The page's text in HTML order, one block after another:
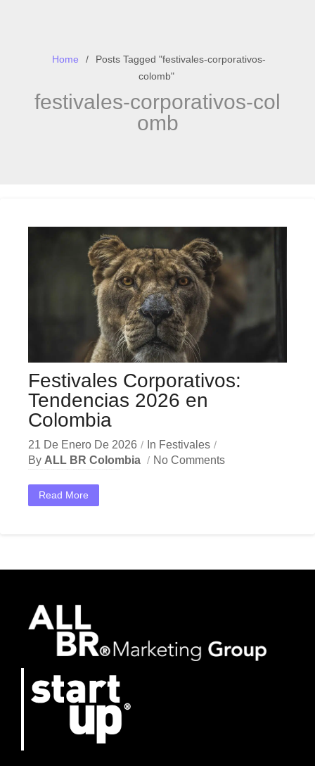
Home
Posts Tagged "festivales-corporativos-
colomb"
festivales-corporativos-col
omb
Festivales Corporativos:
Tendencias 2026 en
Colombia
21 De Enero De 2026 In Festivales
By ALL BR Colombia No Comments
Read More